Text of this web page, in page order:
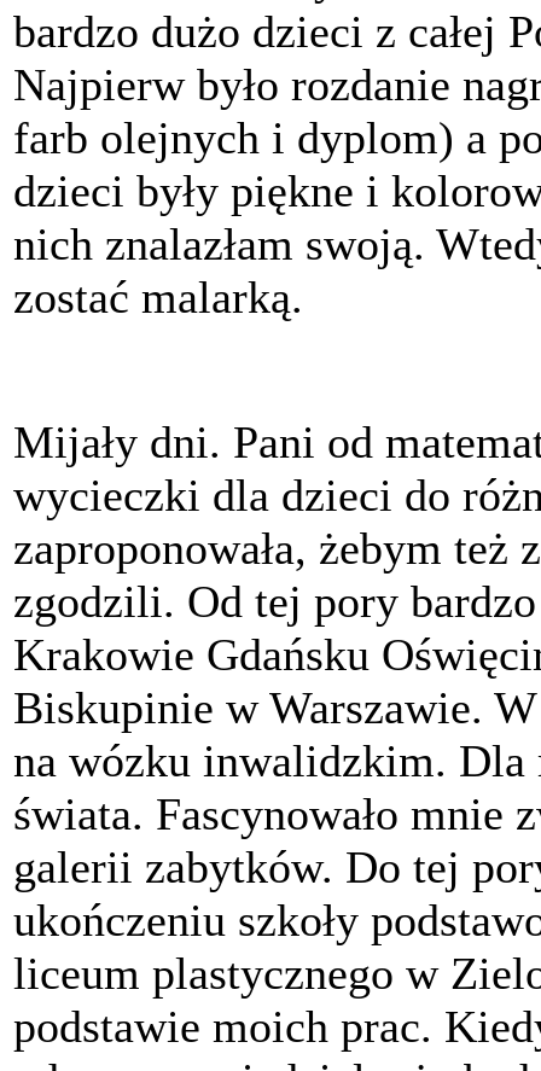
bardzo dużo dzieci z całej
Najpierw było rozdanie
farb olejnych i dyplom) a
dzieci były piękne i
nich znalazłam swoją.
zostać malarką.
Mijały dni. Pani od
wycieczki dla dzieci do
zaproponowała, żebym też
zgodzili. Od tej pory
Krakowie Gdańsku
Biskupinie w Warszawie.
na wózku inwalidzkim. Dla
świata. Fascynowało mnie
galerii zabytków. Do tej
ukończeniu szkoły
liceum plastycznego w
podstawie moich prac.